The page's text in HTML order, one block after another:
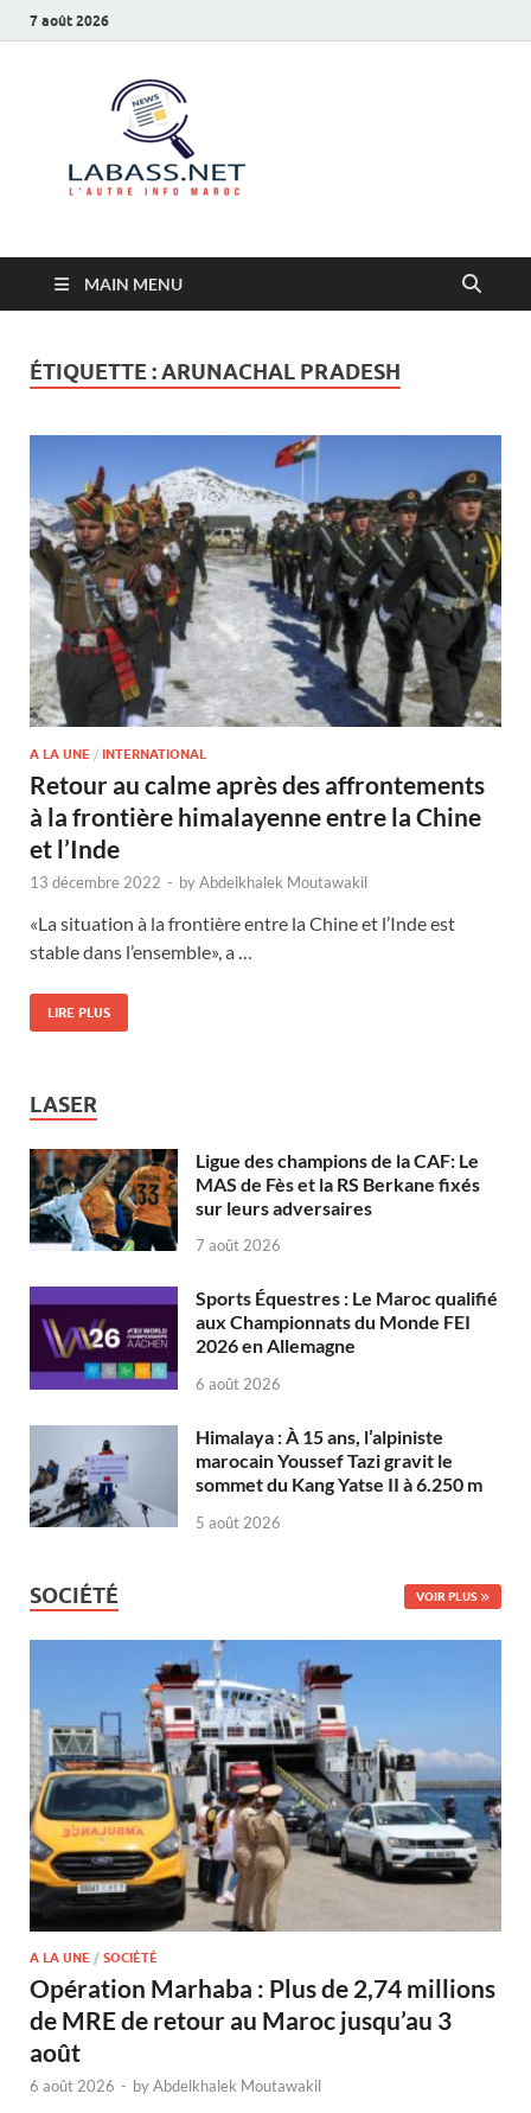
7 août 2026
MAIN MENU
ÉTIQUETTE :ARUNACHAL PRADESH
A LA UNE / INTERNATIONAL
Retour au calme après des affrontements
à la frontière himalayenne entre la Chine
et l’Inde
13 décembre 2022 - byAbdelkhalek Moutawakil
«La situation à la frontière entre la Chine et l’Inde est
stable dans l’ensemble», a …
LIRE PLUS
LASER
Ligue des champions de la CAF: Le
MAS de Fès et la RS Berkane fixés
sur leurs adversaires
7 août 2026
Sports Équestres : Le Maroc qualifié
aux Championnats du Monde FEI
2026 en Allemagne
6 août 2026
Himalaya : À 15 ans, l’alpiniste
marocain Youssef Tazi gravit le
sommet du Kang Yatse II à 6.250 m
5 août 2026
SOCIÉTÉ VOIR PLUS
A LA UNE / SOCIÉTÉ
Opération Marhaba : Plus de 2,74 millions
de MRE de retour au Maroc jusqu’au 3
août
6 août 2026 - byAbdelkhalek Moutawakil